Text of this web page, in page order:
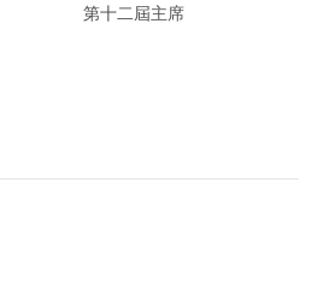
第十二屆主席